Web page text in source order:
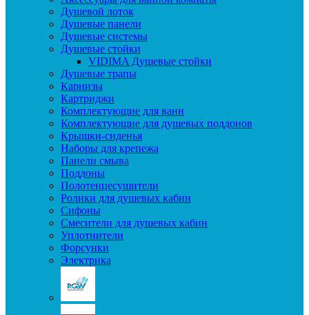
Душевой лоток
Душевые панели
Душевые системы
Душевые стойки
VIDIMA Душевые стойки
Душевые трапы
Карнизы
Картриджи
Комплектующие для ванн
Комплектующие для душевых поддонов
Крышки-сиденья
Наборы для крепежа
Панели смыва
Поддоны
Полотенцесушители
Ролики для душевых кабин
Сифоны
Смесители для душевых кабин
Уплотнители
Форсунки
Электрика